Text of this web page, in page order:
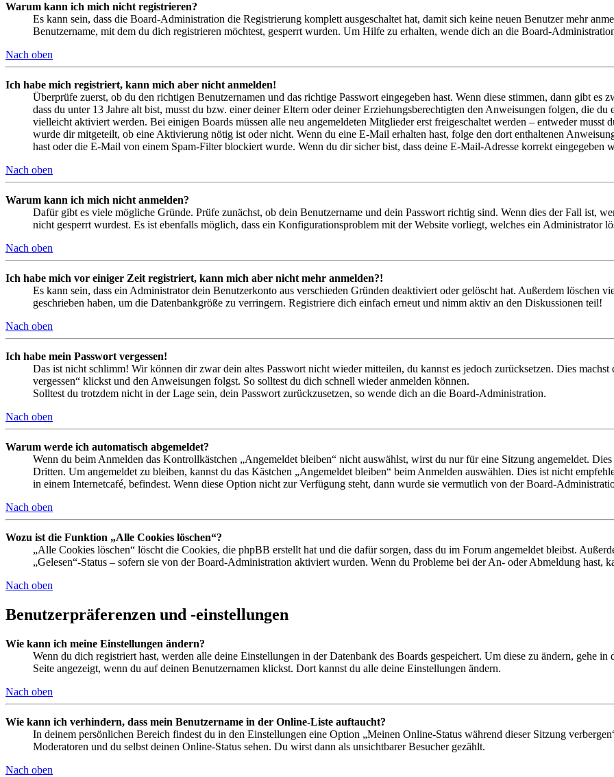
Warum kann ich mich nicht registrieren?
Es kann sein, dass die Board-Administration die Registrierung komplett ausgeschaltet hat, damit sich keine neuen Benutzer mehr
Benutzername, mit dem du dich registrieren möchtest, gesperrt wurden. Um Hilfe zu erhalten, wende dich an die Board-
Nach oben
Ich habe mich registriert, kann mich aber nicht anmelden!
Überprüfe zuerst, ob du den richtigen Benutzernamen und das richtige Passwort eingegeben hast. Wenn diese stimmen, dann gibt es
dass du unter 13 Jahre alt bist, musst du bzw. einer deiner Eltern oder deiner Erziehungsberechtigten den Anweisungen folgen, die
vielleicht aktiviert werden. Bei einigen Boards müssen alle neu angemeldeten Mitglieder erst freigeschaltet werden – entweder musst
wurde dir mitgeteilt, ob eine Aktivierung nötig ist oder nicht. Wenn du eine E-Mail erhalten hast, folge den dort enthaltenen
hast oder die E-Mail von einem Spam-Filter blockiert wurde. Wenn du dir sicher bist, dass deine E-Mail-Adresse korrekt eingegeben
Nach oben
Warum kann ich mich nicht anmelden?
Dafür gibt es viele mögliche Gründe. Prüfe zunächst, ob dein Benutzername und dein Passwort richtig sind. Wenn dies der Fall ist,
nicht gesperrt wurdest. Es ist ebenfalls möglich, dass ein Konfigurationsproblem mit der Website vorliegt, welches ein Administrator
Nach oben
Ich habe mich vor einiger Zeit registriert, kann mich aber nicht mehr anmelden?!
Es kann sein, dass ein Administrator dein Benutzerkonto aus verschieden Gründen deaktiviert oder gelöscht hat. Außerdem löschen
geschrieben haben, um die Datenbankgröße zu verringern. Registriere dich einfach erneut und nimm aktiv an den Diskussionen teil!
Nach oben
Ich habe mein Passwort vergessen!
Das ist nicht schlimm! Wir können dir zwar dein altes Passwort nicht wieder mitteilen, du kannst es jedoch zurücksetzen. Dies
vergessen“ klickst und den Anweisungen folgst. So solltest du dich schnell wieder anmelden können.
Solltest du trotzdem nicht in der Lage sein, dein Passwort zurückzusetzen, so wende dich an die Board-Administration.
Nach oben
Warum werde ich automatisch abgemeldet?
Wenn du beim Anmelden das Kontrollkästchen „Angemeldet bleiben“ nicht auswählst, wirst du nur für eine Sitzung angemeldet.
Dritten. Um angemeldet zu bleiben, kannst du das Kästchen „Angemeldet bleiben“ beim Anmelden auswählen. Dies ist nicht
in einem Internetcafé, befindest. Wenn diese Option nicht zur Verfügung steht, dann wurde sie vermutlich von der Board-
Nach oben
Wozu ist die Funktion „Alle Cookies löschen“?
„Alle Cookies löschen“ löscht die Cookies, die phpBB erstellt hat und die dafür sorgen, dass du im Forum angemeldet bleibst.
„Gelesen“-Status – sofern sie von der Board-Administration aktiviert wurden. Wenn du Probleme bei der An- oder Abmeldung hast,
Nach oben
Benutzerpräferenzen und -einstellungen
Wie kann ich meine Einstellungen ändern?
Wenn du dich registriert hast, werden alle deine Einstellungen in der Datenbank des Boards gespeichert. Um diese zu ändern, gehe
Seite angezeigt, wenn du auf deinen Benutzernamen klickst. Dort kannst du alle deine Einstellungen ändern.
Nach oben
Wie kann ich verhindern, dass mein Benutzername in der Online-Liste auftaucht?
In deinem persönlichen Bereich findest du in den Einstellungen eine Option „Meinen Online-Status während dieser Sitzung
Moderatoren und du selbst deinen Online-Status sehen. Du wirst dann als unsichtbarer Besucher gezählt.
Nach oben